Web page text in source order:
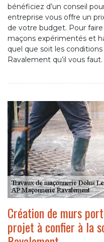
bénéficiez d’un conseil
entreprise vous offre un
de votre budget. Pour
maçons expérimentés et
quel que soit les
Ravalement qu’il vous faut.
Création de murs
projet à confier à la